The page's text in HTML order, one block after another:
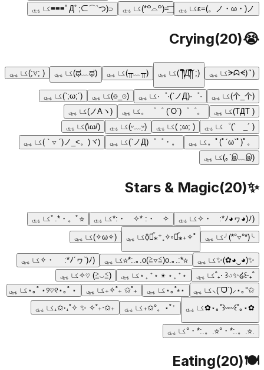
ε=(。ノ・ω・)ノکاپي =͟͟͞͞(꒪⌓꒪*)کاپي ⊂(ﾟДﾟ;⊂⌒`つ≡≡≡ کاپي
😭
Crying(20)
(ᗒᗣᗕ)՞ کاپي (;´༎ຶД༎ຶ`) کاپي (╥﹏╥)کاپي (ಥ﹏ಥ) کاپي ( ;∀;)کاپي
(个_个) کاپي ·゜·(ノД`)·゜· کاپي (⊙_◎)کاپي (´;ω;`)
کاپي
( TДT)
کاپي 。゜゜(´O`) ゜゜。 کاپي (ノAヽ)
کاپي
( ´_ゝ`)゜
کاپي ( ;ω; ) کاپي (ᵕ̣̣̣̣̣̣﹏ᵕ̣̣̣̣̣̣) کاپي (/ω\)
کاپي
。ﾟ(ﾟ´ω`ﾟ)ﾟ。
کاپي 。・゜゜(ノД`) کاپي (ノ_<。)ヾ(´ ▽ ` )
کاپي
(இ﹏இ`｡)
کاپي
✨
Stars & Magic(20)
(ﾉ◕ヮ◕)ﾉ*:・゚✧ کاپي ✧・゚: *✧・゚:*کاپي ☆ﾟ.*・。ﾟ کاپي
╰(*°▽°*)╯کاپي ˚✧₊⁎❝᷀ộ❝᷀⁎⁺˳✧༚ کاپي (✧ω✧) کاپي
✨(◕‿◕✿)✨کاپي ☆*:.｡.o(≧▽≦)o.｡.:*☆ کاپي (ﾉ´ヮ`)ﾉ*: ・゚✧
کاپي
˚₊‧꒰ა✨໒꒱ ‧₊˚
کاپي ⋆⁺₊⋆ ☀︎ ⋆⁺₊⋆ کاپي (≧◡≦) ♡✧ کاپي
✩°｡⋆⸜(ˊᗜˋ)⸝
کاپي ⋆⭒˚｡⋆ کاپي ₊˚✩ ₊˚✧₊ کاپي ⋆ ˚｡⋆୨♡୧⋆ ˚｡⋆
کاپي
✿⋆｡˚꒰ᵕ༚ᵕ꒱˚｡⋆✿
کاپي ⁺˚⋆。°✩₊ کاپي ₊✩‧₊˚✧ ✨ ✧˚₊‧✩₊ کاپي
.☆.。.:*・°☆.。.:*・°کاپي
🍽️
Eating(20)